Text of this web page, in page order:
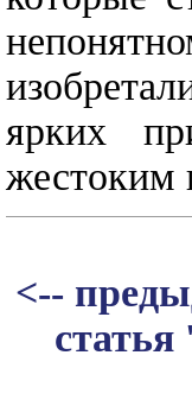
ярких
жестоким
<--